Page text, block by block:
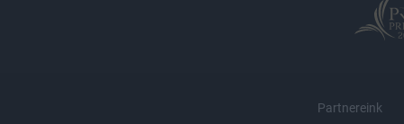
Partnereink